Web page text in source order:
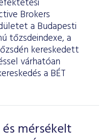
Brokers
a Budapesti
tőzsdeindexe, a
kereskedett
várhatóan
a BÉT
mérsékelt